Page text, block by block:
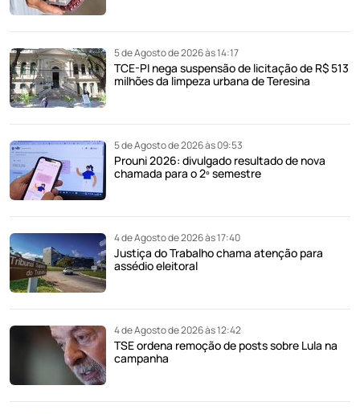
5 de Agosto de 2026 às 14:17
TCE-PI nega suspensão de licitação de R$ 513
milhões da limpeza urbana de Teresina
5 de Agosto de 2026 às 09:53
Prouni 2026: divulgado resultado de nova
chamada para o 2º semestre
4 de Agosto de 2026 às 17:40
Justiça do Trabalho chama atenção para
assédio eleitoral
4 de Agosto de 2026 às 12:42
TSE ordena remoção de posts sobre Lula na
campanha